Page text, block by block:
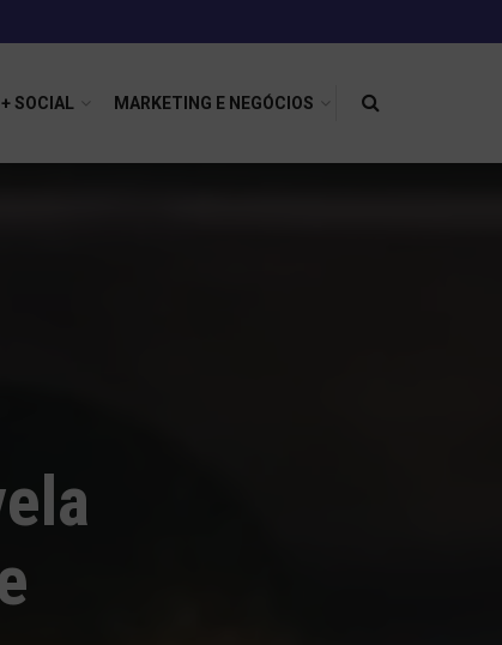
SOCIAL MARKETING E NEGÓCIOS